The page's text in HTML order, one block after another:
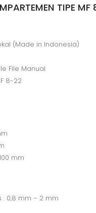
TIPE
(Made in Indonesia)
File Manual
8-22
mm
: 0,8 mm – 2 mm